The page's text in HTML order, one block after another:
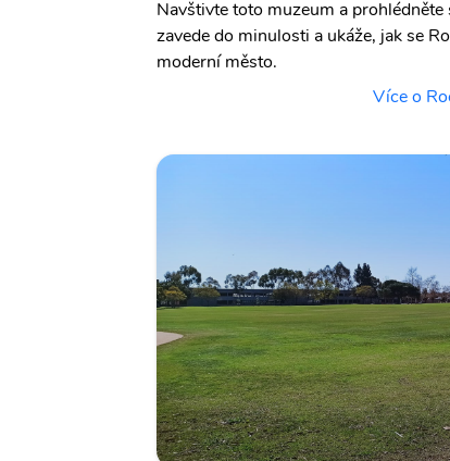
Navštivte toto muzeum a
zavede do minulosti a ukáže, jak se
moderní město.
Více o